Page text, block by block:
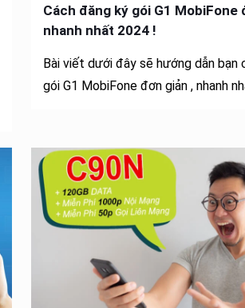
Cách đăng ký gói G1 MobiFone
nhanh nhất 2024 !
Bài viết dưới đây sẽ hướng dẫn bạn
gói G1 MobiFone đơn giản , nhanh